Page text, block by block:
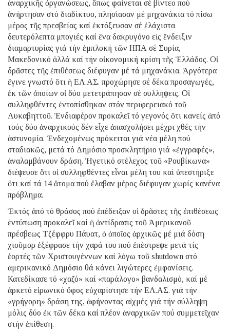
ἀναρχικῆς ὀργανώσεως, ὅπως φαίνεται σέ βίντεο πού
ἀνήρτησαν στό διαδίκτυο, πλησίασαν μέ μηχανάκια τό πίσω
μέρος τῆς πρεσβείας καί ἐκτόξευσαν σέ ἐλάχιστα
δευτερόλεπτα μπογιές καί ἕνα δακρυγόνο εἰς ἔνδειξιν
διαμαρτυρίας γιά τήν ἐμπλοκή τῶν ΗΠΑ σέ Συρία,
Μακεδονικό ἀλλά καί τήν οἰκονομική κρίση τῆς Ἑλλάδος. Οἱ
δρᾶστες τῆς ἐπιθέσεως διέφυγαν μέ τά μηχανάκια. Ἀργότερα
ἔγινε γνωστό ὅτι ἡ ΕΛ.ΑΣ. προχώρησε σέ δέκα προσαγωγές,
ἐκ τῶν ὁποίων οἱ δύο μετετράπησαν σέ συλλήψεις. Οἱ
συλληφθέντες ἐντοπίσθηκαν στόν περιφερειακό τοῦ
Λυκαβηττοῦ. Ἐνδιαφέρον προκαλεῖ τό γεγονός ὅτι κανείς ἀπό
τούς δύο ἀναρχικούς δέν εἶχε ἀπασχολήσει μέχρι χθές τήν
ἀστυνομία. Ἐνδεχομένως πρόκειται γιά νέα μέλη πού
σταδιακῶς, μετά τό Δημόσιο προσκλητήριο γιά «ἐγγραφές»,
ἀναλαμβάνουν δράση. Ἡγετικό στέλεχος τοῦ «Ρουβίκωνα»
διέψευσε ὅτι οἱ συλληφθέντες εἶναι μέλη του καί ὑπεστήριξε
ὅτι καί τά 14 ἄτομα πού ἔλαβαν μέρος διέφυγαν χωρίς κανένα
πρόβλημα.
Ἐκτός ἀπό τό θράσος πού ἐπέδειξαν οἱ δρᾶστες τῆς ἐπιθέσεως
ἐντύπωση προκαλεῖ καί ἡ ἀντίδρασις τοῦ Ἀμερικανοῦ
πρέσβεως Τζέφφρυ Πάυατ, ὁ ὁποῖος ἀρχικῶς μέ μιά δόση
χιοῦμορ ἐξέφρασε τήν χαρά του πού ἐπέστρεψε μετά τίς
ἑορτές τῶν Χριστουγέννων καί λόγω τοῦ shutdown στό
ἀμερικανικό Δημόσιο θά κάνει λιγώτερες ἐμφανίσεις.
Κατεδίκασε τό «χαζό» καί «παράλογο» βανδαλισμό, καί μέ
ἀρκετό εἰρωνικό ὕφος εὐχαρίστησε τήν ΕΛ.ΑΣ. γιά τήν
«γρήγορη» δράση της, ἀφήνοντας αἰχμές γιά τήν σύλληψη
μόλις δύο ἐκ τῶν δέκα καί πλέον ἀναρχικῶν πού συμμετεῖχαν
στήν ἐπίθεση.